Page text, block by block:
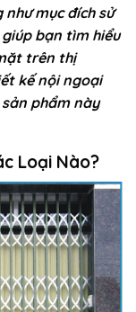
mục đích sử
bạn tìm hiểu
trên thị
kế nội ngoại
phẩm này
Loại Nào?